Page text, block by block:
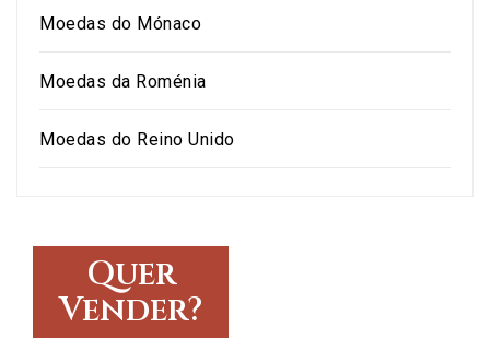
Moedas do Mónaco
Moedas da Roménia
Moedas do Reino Unido
Quer
Vender?